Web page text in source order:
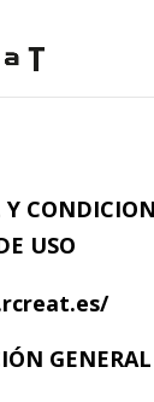
Y
USO
GENERAL